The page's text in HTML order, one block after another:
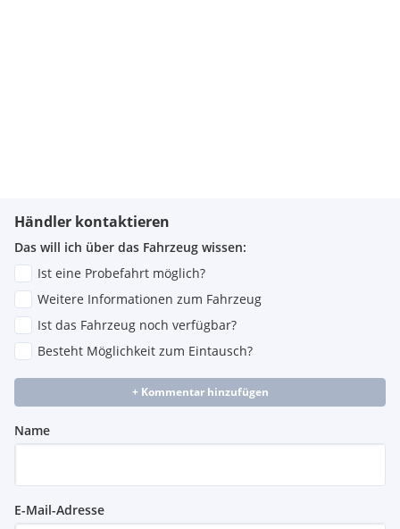
Händler kontaktieren
Das will ich über das Fahrzeug wissen:
Ist eine Probefahrt möglich?
Weitere Informationen zum Fahrzeug
Ist das Fahrzeug noch verfügbar?
Besteht Möglichkeit zum Eintausch?
+ Kommentar hinzufügen
Name
E-Mail-Adresse